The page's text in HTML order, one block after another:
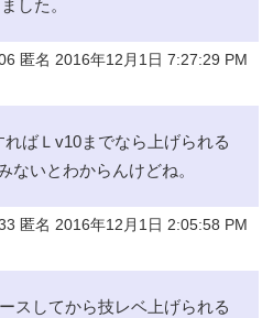
した。
匿名 2016年12月1日 7:27:29 PM
ばＬv10までなら上げられる
ないとわからんけどね。
匿名 2016年12月1日 2:05:58 PM
スしてから技レベ上げられる